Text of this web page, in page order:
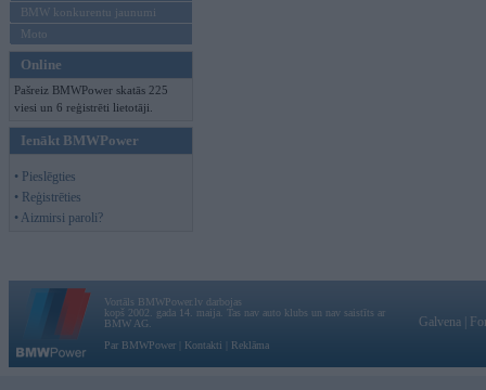
BMW konkurentu jaunumi
Moto
Online
Pašreiz BMWPower skatās 225
viesi un 6 reģistrēti lietotāji.
Ienākt BMWPower
• Pieslēgties
• Reģistrēties
• Aizmirsi paroli?
Vortāls BMWPower.lv darbojas
kopš 2002. gada 14. maija. Tas nav auto klubs un nav saistīts ar
BMW AG.
Par BMWPower
Kontakti Reklāma
Galvena